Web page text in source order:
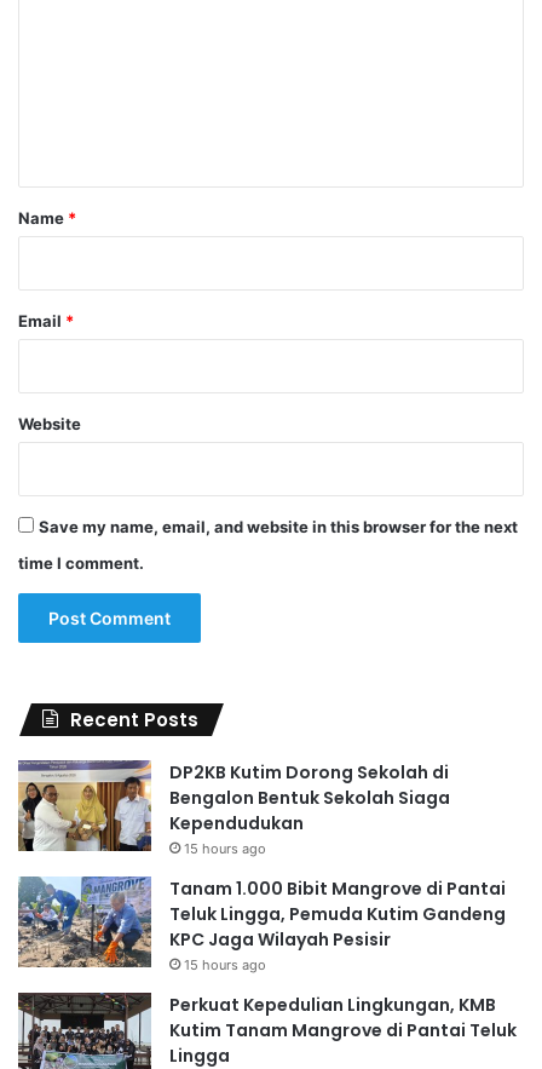
*
Name *
Email *
Website
Save my name, email, and website in this browser for the next
time I comment.
Recent Posts
DP2KB Kutim Dorong Sekolah di
Bengalon Bentuk Sekolah Siaga
Kependudukan
15 hours ago
Tanam 1.000 Bibit Mangrove di Pantai
Teluk Lingga, Pemuda Kutim Gandeng
KPC Jaga Wilayah Pesisir
15 hours ago
Perkuat Kepedulian Lingkungan, KMB
Kutim Tanam Mangrove di Pantai Teluk
Lingga